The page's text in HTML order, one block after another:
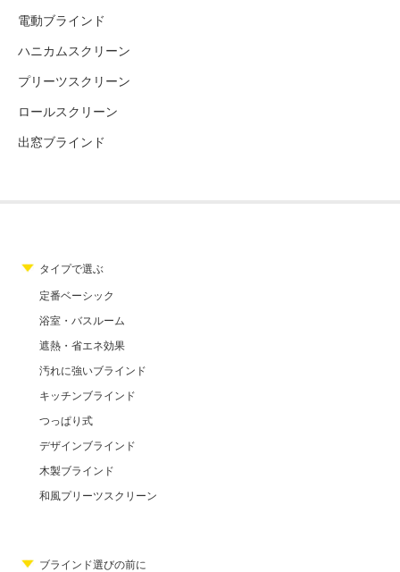
電動ブラインド
ハニカムスクリーン
プリーツスクリーン
ロールスクリーン
出窓ブラインド
タイプで選ぶ
定番ベーシック
浴室・バスルーム
遮熱・省エネ効果
汚れに強いブラインド
キッチンブラインド
つっぱり式
デザインブラインド
木製ブラインド
和風プリーツスクリーン
ブラインド選びの前に